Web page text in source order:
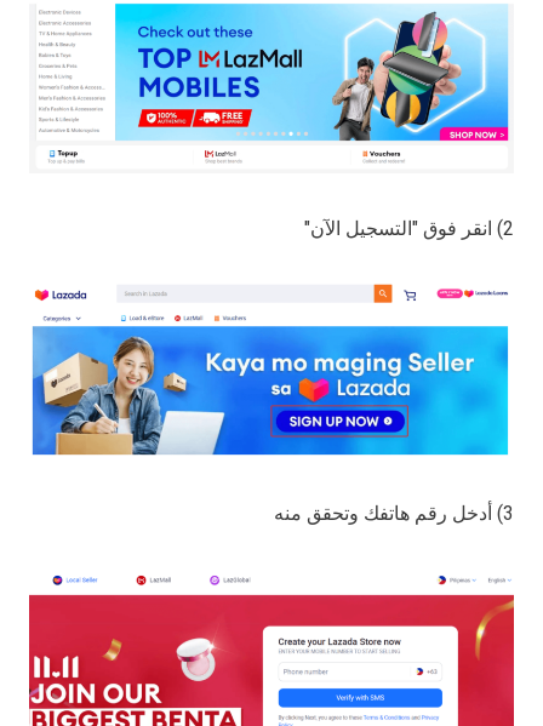
2) انقر فوق "التسجيل الآن"
3) أدخل رقم هاتفك وتحقق منه